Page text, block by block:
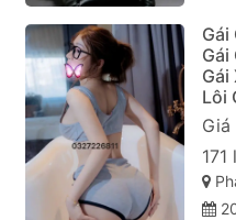
Gái
Gái
Gái
Lôi
Giá